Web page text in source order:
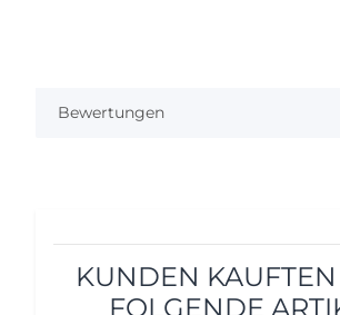
Bewertungen
KUNDEN
FOLGENDE